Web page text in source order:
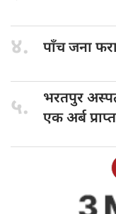
४. पाँच जना
५. भरतपुर
एक अर्ब प्राप्त